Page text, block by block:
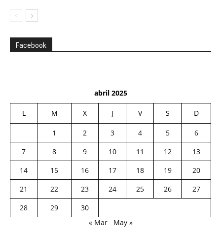
Facebook
abril 2025
L M X J V S D
1 2 3 4 5
6
7
8 9 10 11 12
13
14
15 16 17 18 19
20
21
22 23 24 25 26
27
28
29
30
« Mar
May »